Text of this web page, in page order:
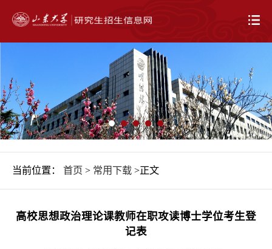
当前位置： 首页 > 常用下载 >正文
高校思想政治理论课教师在职攻读博士学位考生登
记表